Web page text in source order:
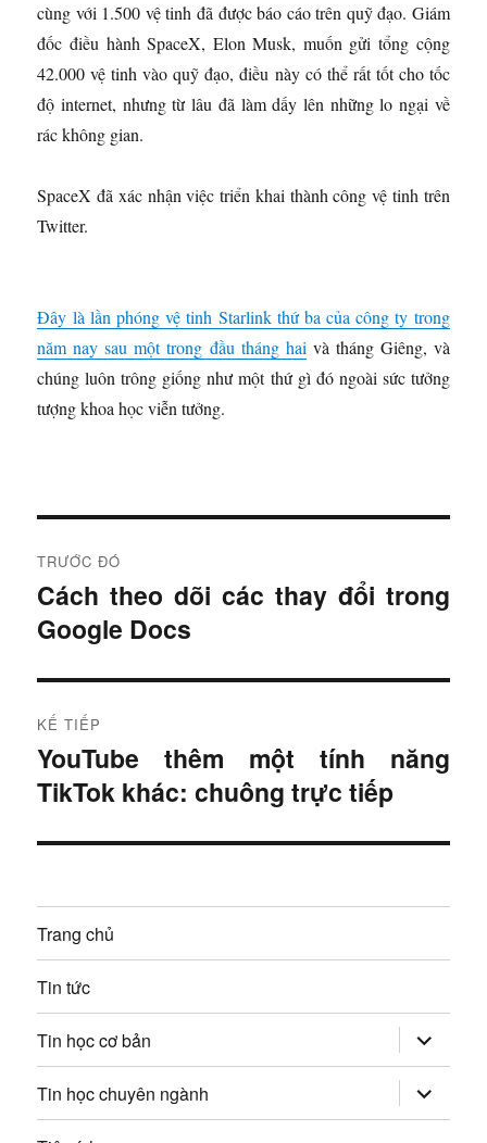
cùng với 1.500 vệ tinh đã được báo cáo trên quỹ đạo. Giám
đốc điều hành SpaceX, Elon Musk, muốn gửi tổng cộng
42.000 vệ tinh vào quỹ đạo, điều này có thể rất tốt cho tốc
độ internet, nhưng từ lâu đã làm dấy lên những lo ngại về
rác không gian.
SpaceX đã xác nhận việc triển khai thành công vệ tinh trên
Twitter.
Đây là lần phóng vệ tinh Starlink thứ ba của công ty trong
năm nay sau một trong đầu tháng haivà tháng Giêng, và
chúng luôn trông giống như một thứ gì đó ngoài sức tưởng
tượng khoa học viễn tưởng.
i
ề
u
h
ư
g
b
à
i
v
i
TRƯỚC ĐÓ
B
à
t
r
ư
ớ
c
:
Cách theo dõi các thay đổi trong
Google Docs
KẾ TIẾP
B
à
t
ế
p
YouTube thêm một tính năng
TikTok khác: chuông trực tiếp
Trang chủ
Tin tức
Tin học cơ bản mở
rộng
trình
đơn
con
Tin học chuyên ngành mở
rộng
trình